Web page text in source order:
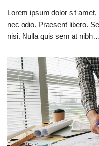
Lorem ipsum dolor sit
nec odio. Praesent libero.
nisi. Nulla quis sem at nibh…